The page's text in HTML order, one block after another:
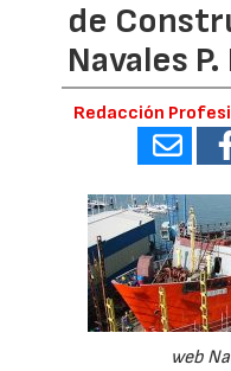
de
Navales
Redacción
web